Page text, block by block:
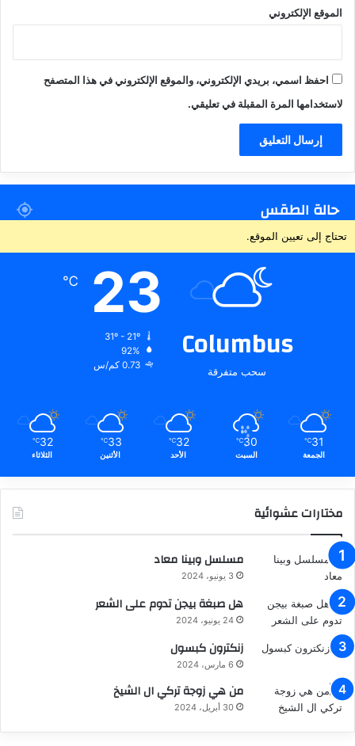
الموقع الإلكتروني
احفظ اسمي، بريدي الإلكتروني، والموقع الإلكتروني في هذا المتصفح
لاستخدامها المرة المقبلة في تعليقي.
حالة الطقس
تحتاج إلى تعيين الموقع.
Columbus
سحب متفرقة
23
℃
92%
0.73 كم/س
31
℃
الجمعة
30
℃
السبت
32
℃
الأحد
33
℃
الأثنين
32
℃
الثلاثاء
مختارات عشوائية
مسلسل وبينا معاد
3 يونيو، 2024
هل صبغة بيجن تدوم على الشعر
24 يونيو، 2024
زنكترون كبسول
6 مارس، 2024
من هي زوجة تركي ال الشيخ
30 أبريل، 2024